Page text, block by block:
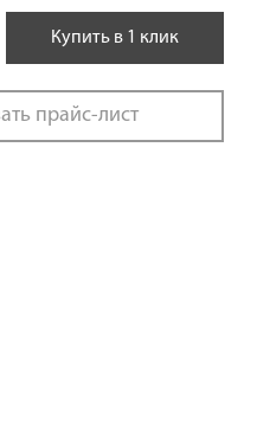
Купить в 1 клик
прайс-лист